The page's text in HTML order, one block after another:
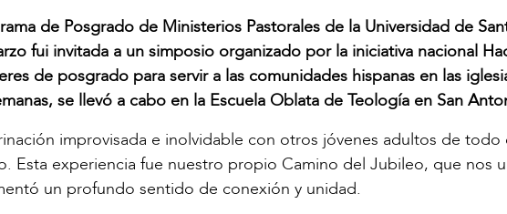
de Posgrado de Ministerios Pastorales de la Universidad de
fui invitada a un simposio organizado por la iniciativa nacional
de posgrado para servir a las comunidades hispanas en las
se llevó a cabo en la Escuela Oblata de Teología en San
improvisada e inolvidable con otros jóvenes adultos de todo
Esta experiencia fue nuestro propio Camino del Jubileo, que nos
un profundo sentido de conexión y unidad.